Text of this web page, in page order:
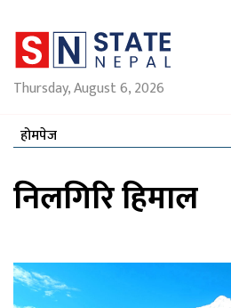
Thursday, August 6, 2026
होमपेज
निलगिरि हिमाल